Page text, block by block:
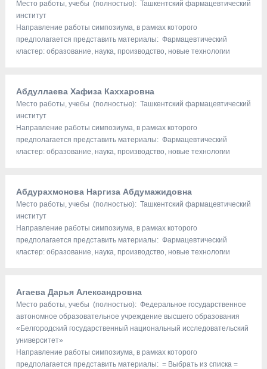
Место работы, учебы (полностью): Ташкентский фармацевтический
институт
Направление работы симпозиума, в рамках которого
предполагается представить материалы: Фармацевтический
кластер: образование, наука, производство, новые технологии
Абдуллаева Хафиза Каххаровна
Место работы, учебы (полностью): Ташкентский фармацевтический
институт
Направление работы симпозиума, в рамках которого
предполагается представить материалы: Фармацевтический
кластер: образование, наука, производство, новые технологии
Абдурахмонова Наргиза Абдумажидовна
Место работы, учебы (полностью): Ташкентский фармацевтический
институт
Направление работы симпозиума, в рамках которого
предполагается представить материалы: Фармацевтический
кластер: образование, наука, производство, новые технологии
Агаева Дарья Александровна
Место работы, учебы (полностью): Федеральное государственное
автономное образовательное учреждение высшего образования
«Белгородский государственный национальный исследовательский
университет»
Направление работы симпозиума, в рамках которого
предполагается представить материалы: = Выбрать из списка =